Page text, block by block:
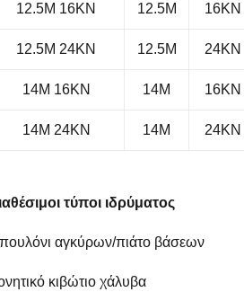
12.5M 16KN 12.5M 16KN
12.5M 24KN 12.5M 24KN
14M 16KN 14M 16KN
14M 24KN 14M 24KN
τύποι ιδρύματος
αγκύρων/πιάτο βάσεων
κιβώτιο χάλυβα